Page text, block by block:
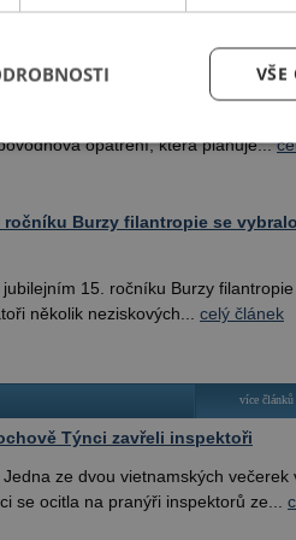
více
mít studii náplavky hotovou do
opatření, která plánuje...
ročníku Burzy filantropie se
15. ročníku Burzy
několik neziskových... celý článek
více
Týnci zavřeli inspektoři
ze dvou vietnamských večerek
se ocitla na pranýři inspektorů ze...
VŠE